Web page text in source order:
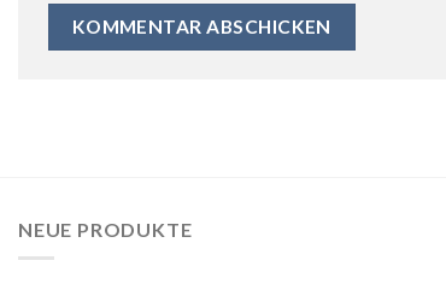
NEUE PRODUKTE